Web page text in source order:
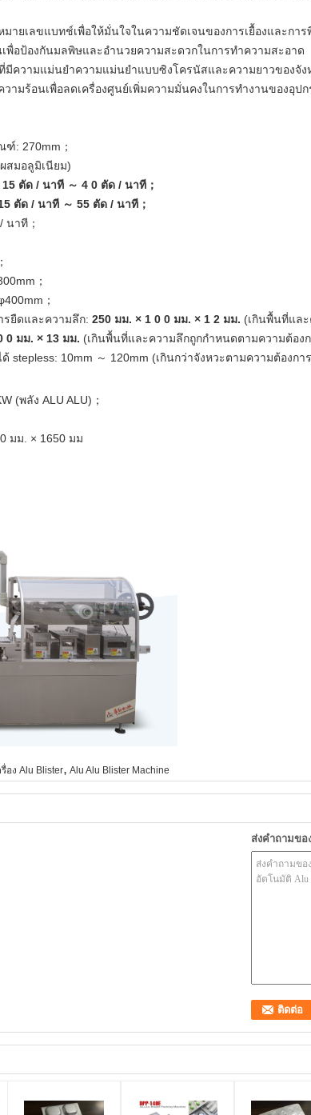
ายเลขแบทช์เพื่อให้มั่นใจในความชัดเจนของการเยื้องและก
พื่อป้องกันมลพิษและอำนวยความสะดวกในการทำความสะอาด
มีความแม่นยำความแม่นยำแบบซิงโครนัสและความยาวของจัง
ามร้อนเพื่อลดเครื่องศูนย์เพิ่มความมั่นคงในการทำงานของอุ
: 270mm；
สมอลูมิเนียม)
15 ตัด / นาที ～ 4 0 ตัด / นาที；
ตัด / นาที ～ 55 ตัด / นาที；
นาที；
；
；
รยืดและความลึก: 250 มม. × 1 0 0 มม. × 1 2 มม. (เกินพื้นที่แล
0 มม. × 13 มม. (เกินพื้นที่และความลึกถูกกำหนดตามความต้องก
stepless: 10mm ～ 120mm (เกินกว่าจังหวะตามความต้องกา
(พลัง ALU ALU)；
มม. × 1650 มม
รื่อง Alu Blister, Alu Alu Blister Machine
ส่งคำถามขอ